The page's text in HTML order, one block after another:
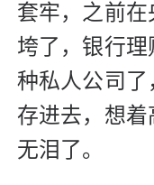
套牢，之前
垮了，银行
种私人公司
存进去，想
无泪了。